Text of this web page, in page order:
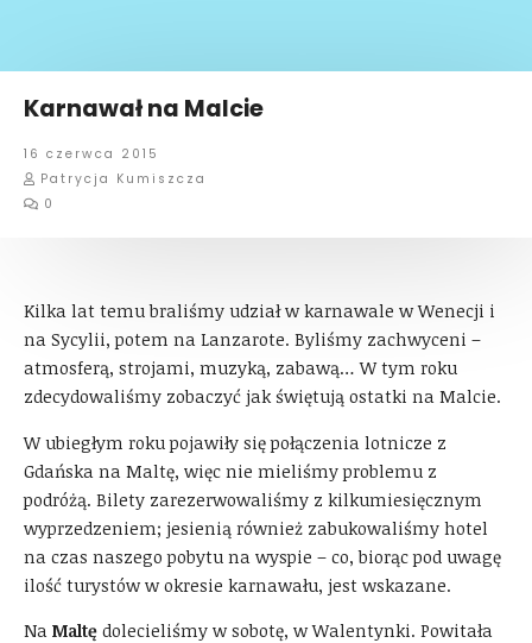
Karnawał na Malcie
16 czerwca 2015
Patrycja Kumiszcza
0
Kilka lat temu braliśmy udział w karnawale w Wenecji i
na Sycylii, potem na Lanzarote. Byliśmy zachwyceni –
atmosferą, strojami, muzyką, zabawą… W tym roku
zdecydowaliśmy zobaczyć jak świętują ostatki na Malcie.
W ubiegłym roku pojawiły się połączenia lotnicze z
Gdańska na Maltę, więc nie mieliśmy problemu z
podróżą. Bilety zarezerwowaliśmy z kilkumiesięcznym
wyprzedzeniem; jesienią również zabukowaliśmy hotel
na czas naszego pobytu na wyspie – co, biorąc pod uwagę
ilość turystów w okresie karnawału, jest wskazane.
Na Maltę dolecieliśmy w sobotę, w Walentynki. Powitała